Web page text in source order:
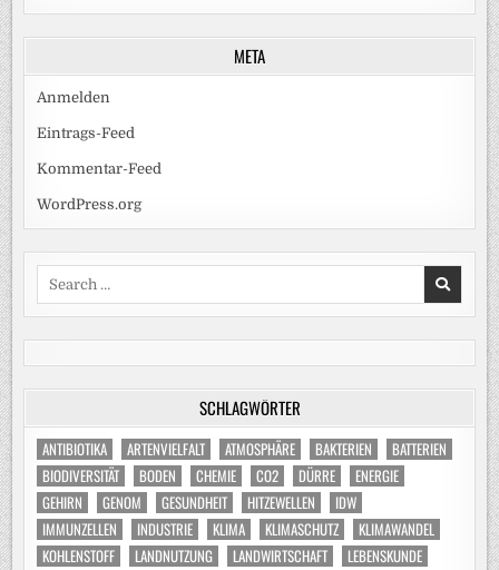
META
Anmelden
Eintrags-Feed
Kommentar-Feed
WordPress.org
Search
SCHLAGWÖRTER
ANTIBIOTIKA ARTENVIELFALT ATMOSPHÄRE BAKTERIEN
BATTERIEN
BIODIVERSITÄT
BODEN CHEMIE CO2 DÜRRE
ENERGIE
GEHIRN
GENOM GESUNDHEIT HITZEWELLEN
IDW
IMMUNZELLEN
INDUSTRIE KLIMA KLIMASCHUTZ
KLIMAWANDEL
KOHLENSTOFF
LANDNUTZUNG LANDWIRTSCHAFT
LEBENSKUNDE